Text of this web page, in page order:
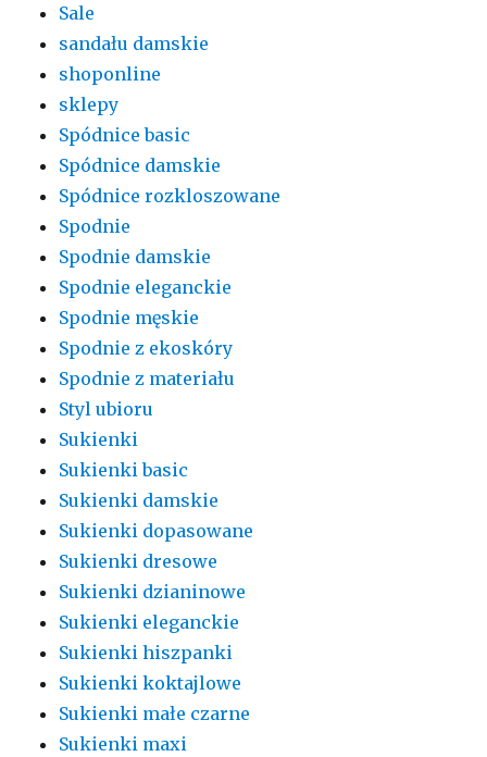
Sale
sandału damskie
shoponline
sklepy
Spódnice basic
Spódnice damskie
Spódnice rozkloszowane
Spodnie
Spodnie damskie
Spodnie eleganckie
Spodnie męskie
Spodnie z ekoskóry
Spodnie z materiału
Styl ubioru
Sukienki
Sukienki basic
Sukienki damskie
Sukienki dopasowane
Sukienki dresowe
Sukienki dzianinowe
Sukienki eleganckie
Sukienki hiszpanki
Sukienki koktajlowe
Sukienki małe czarne
Sukienki maxi